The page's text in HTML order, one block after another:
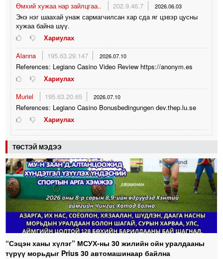
Өмхий хужаа нар зайлцгаа..
202.9.46.7 2026.06.03
Энэ нэг шаахай унаж сармагчилсан хар сда яг цэвэр цусны
хужаа байна шүү.
Хариулах
Alanna
195.63.29.147 2026.07.10
References: Legiano Casino Video Review https://anonym.es
Хариулах
Muriel
195.63.20.65 2026.07.10
References: Legiano Casino Bonusbedingungen dev.thep.lu.se
Хариулах
ТӨСТЭЙ МЭДЭЭ
“Сэцэн ханы хүлэг” МСУХ-ны 30 жилийн ойн уралдааны
түрүү морьдыг Prius 30 автомашинаар байлна